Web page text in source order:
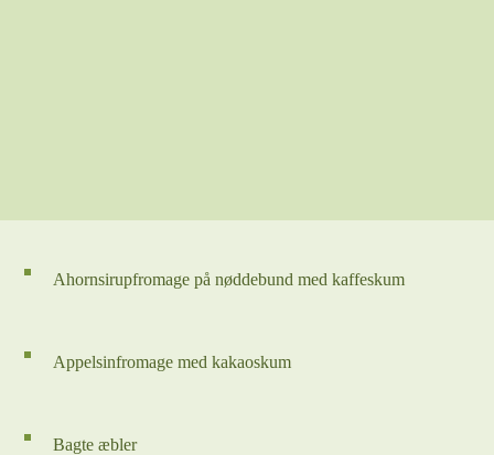
Ahornsirupfromage på nøddebund med kaffeskum
Appelsinfromage med kakaoskum
Bagte æbler